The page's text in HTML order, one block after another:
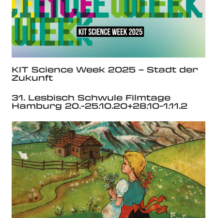
KIT Science Week 2025 – Stadt der
Zukunft
31. Lesbisch Schwule Filmtage
Hamburg 20.-25.10.20+28.10-1.11.2